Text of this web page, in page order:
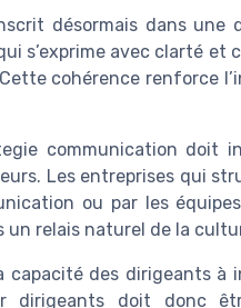
désormais dans
s’exprime avec clarté
cohérence renforce
communication doit
Les entreprises qui
ou par les
un relais naturel de la
capacité des dirigeants à
dirigeants doit donc